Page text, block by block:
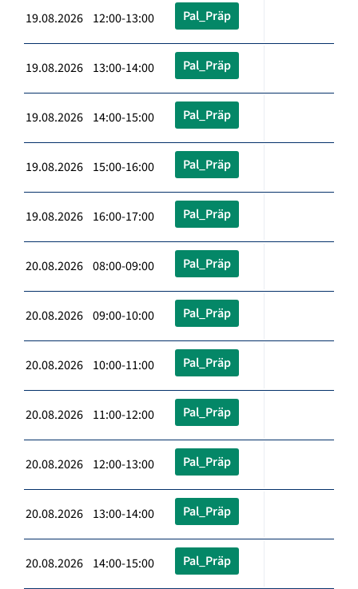
19.08.2026 12:00-13:00 Pal_Präp
19.08.2026 13:00-14:00 Pal_Präp
19.08.2026 14:00-15:00 Pal_Präp
19.08.2026 15:00-16:00 Pal_Präp
19.08.2026 16:00-17:00 Pal_Präp
20.08.2026 08:00-09:00 Pal_Präp
20.08.2026 09:00-10:00 Pal_Präp
20.08.2026 10:00-11:00 Pal_Präp
20.08.2026 11:00-12:00 Pal_Präp
20.08.2026 12:00-13:00 Pal_Präp
20.08.2026 13:00-14:00 Pal_Präp
20.08.2026 14:00-15:00 Pal_Präp